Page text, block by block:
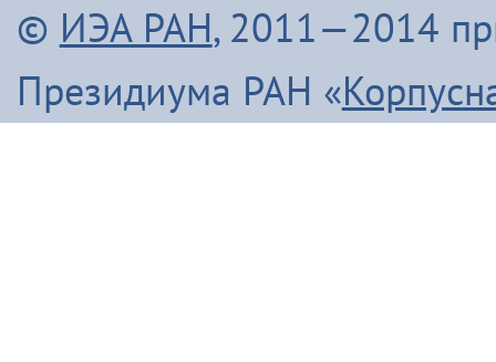
© ИЭА РАН, 2011—2014
Президиума РАН «